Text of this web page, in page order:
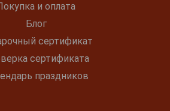
и оплата
Блог
сертификат
сертификата
праздников